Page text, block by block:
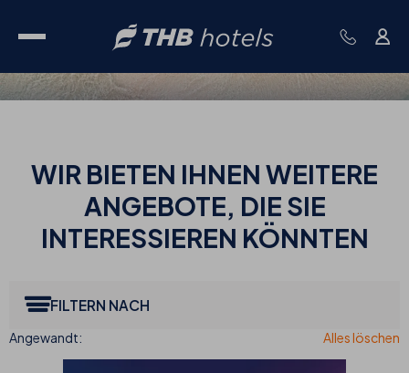
WIR BIETEN IHNEN WEITERE
ANGEBOTE, DIE SIE
INTERESSIEREN KÖNNTEN
FILTERN NACH